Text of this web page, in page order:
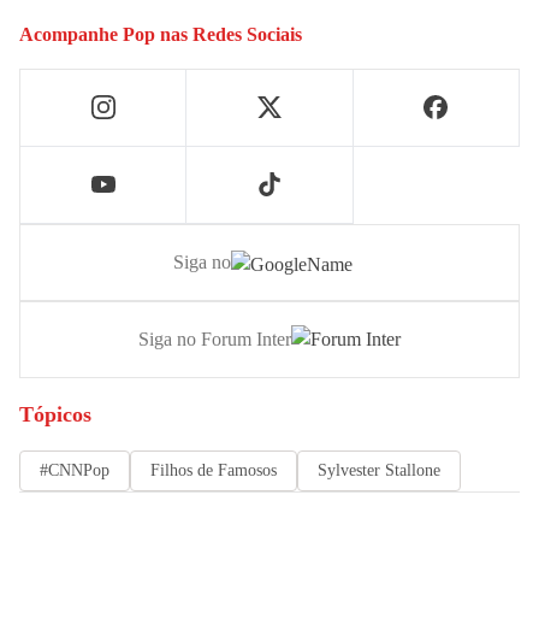
Acompanhe Pop nas Redes Sociais
Siga no
Siga no Forum Inter
Tópicos
#CNNPop Filhos de Famosos Sylvester Stallone